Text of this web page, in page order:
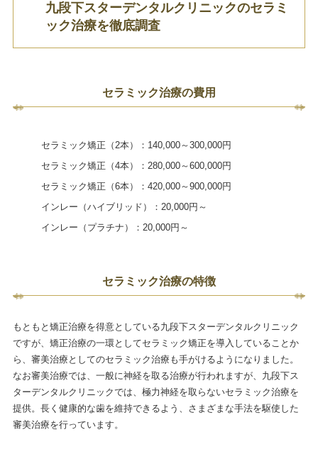
九段下スターデンタルクリニックのセラミ
ック治療を徹底調査
セラミック治療の費用
セラミック矯正（2本）：140,000～300,000円
セラミック矯正（4本）：280,000～600,000円
セラミック矯正（6本）：420,000～900,000円
インレー（ハイブリッド）：20,000円～
インレー（プラチナ）：20,000円～
セラミック治療の特徴
もともと矯正治療を得意としている九段下スターデンタルクリニック
ですが、矯正治療の一環としてセラミック矯正を導入していることか
ら、審美治療としてのセラミック治療も手がけるようになりました。
なお審美治療では、一般に神経を取る治療が行われますが、九段下ス
ターデンタルクリニックでは、極力神経を取らないセラミック治療を
提供。長く健康的な歯を維持できるよう、さまざまな手法を駆使した
審美治療を行っています。